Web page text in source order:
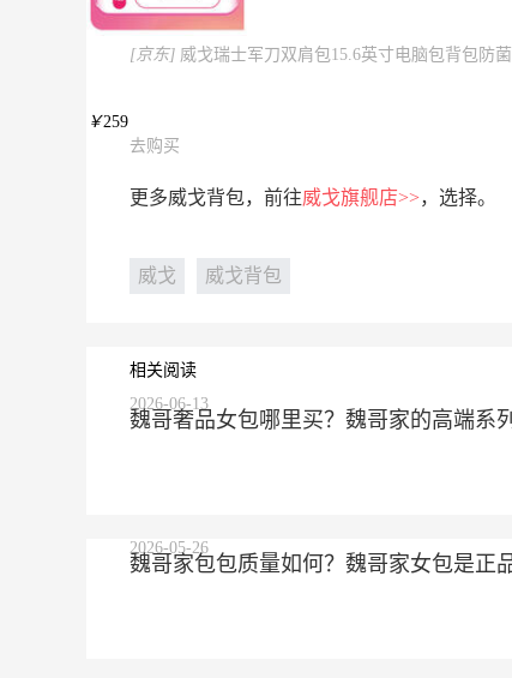
[京东] 威戈瑞士军刀双肩包15.6英寸电脑包背包防
￥259
去购买
更多威戈背包，前往威戈旗舰店>>，选择。
威戈 威戈背包
相关阅读
魏哥奢品女包哪里买？魏哥家的高端系
2026-06-13
魏哥家包包质量如何？魏哥家女包是正
2026-05-26